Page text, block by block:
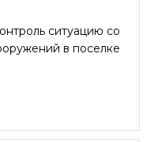
ситуацию со
в поселке